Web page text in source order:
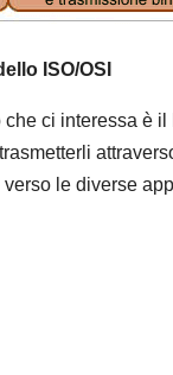
ISO/OSI
ci interessa è il
le diverse